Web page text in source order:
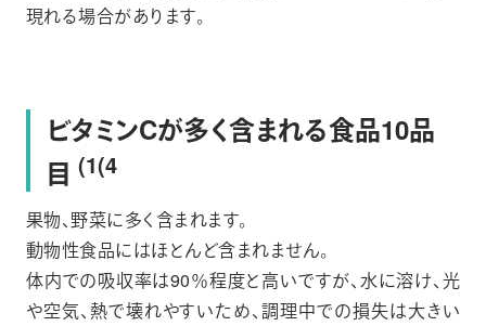
現れる場合があります。
ビタミンCが多く含まれる食品10品
目(1(4
果物、野菜に多く含まれます。
動物性食品にはほとんど含まれません。
体内での吸収率は90％程度と高いですが、水に溶け、光
や空気、熱で壊れやすいため、調理中での損失は大きい